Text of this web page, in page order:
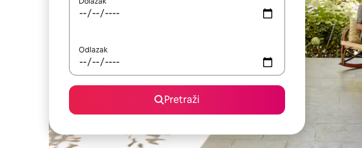
Odlazak
Pretraži